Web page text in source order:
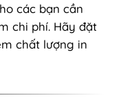
các bạn cần
chi phí. Hãy đặt
chất lượng in